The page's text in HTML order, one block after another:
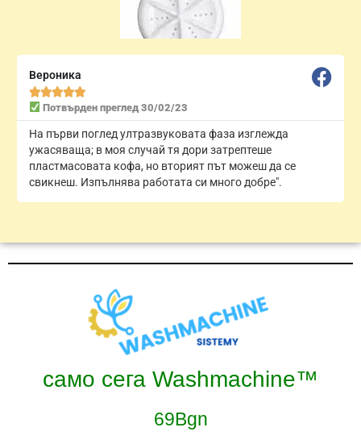
Вероника

Потвърден преглед 30/02/23
На първи поглед ултразвуковата фаза изглежда
ужасяваща; в моя случай тя дори затрептеше
пластмасовата кофа, но вторият път можеш да се
свикнеш. Изпълнява работата си много добре".
само сега Washmachine™
69Bgn